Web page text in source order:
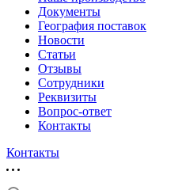
Документы
География поставок
Новости
Статьи
Отзывы
Сотрудники
Реквизиты
Вопрос-ответ
Контакты
Контакты